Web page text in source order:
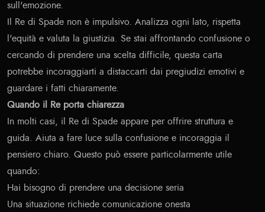
sull'emozione.
Il Re di Spade non è impulsivo. Analizza ogni lato, rispetta
l'equità e valuta la giustizia. Se stai affrontando confusione o
cercando di prendere una scelta difficile, questa carta
potrebbe incoraggiarti a distaccarti dai pregiudizi emotivi e
guardare i fatti chiaramente.
Quando il Re porta chiarezza
In molti casi, il Re di Spade appare per offrire struttura e
guida. Aiuta a fare luce sulla confusione e incoraggia il
pensiero chiaro. Questo può essere particolarmente utile
quando:
Hai bisogno di prendere una decisione seria
Una situazione richiede comunicazione onesta